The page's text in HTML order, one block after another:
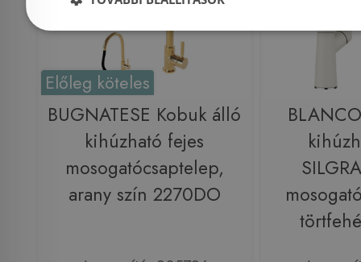
Előleg köteles
BUGNATESE Kobuk álló
kihúzható fejes
mosogatócsaptelep,
arany szín 2270DO